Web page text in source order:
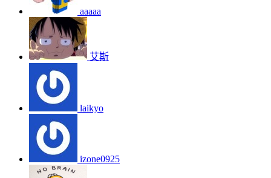
aaaaa
艾斯
laikyo
izone0925